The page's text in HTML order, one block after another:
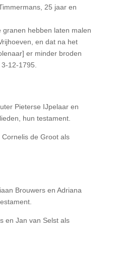
25 jaar en
hebben laten malen
en dat na het
er minder broden
12-1795.
Pieterse IJpelaar en
hun testament.
de Groot als
Brouwers en Adriana
en Jan van Selst als